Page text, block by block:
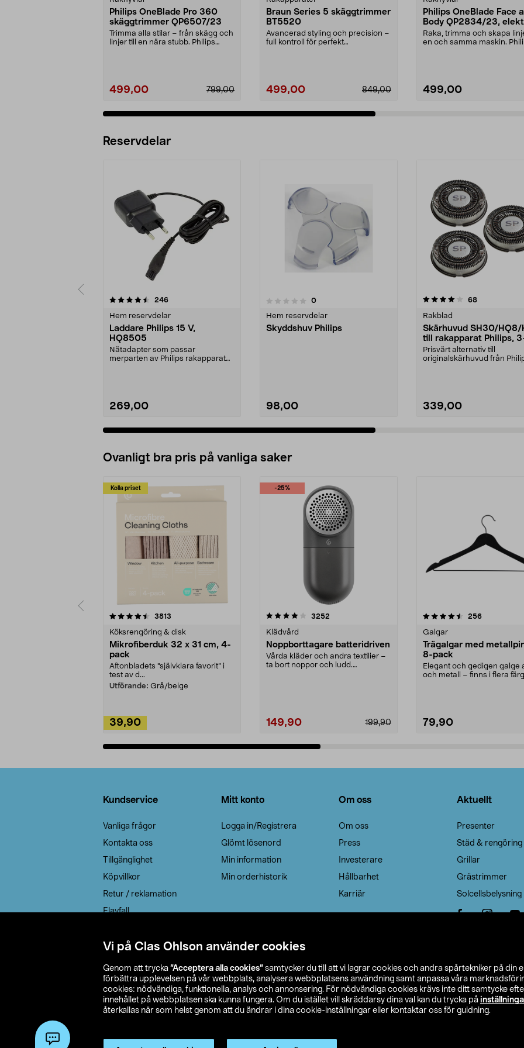
Vi på Clas Ohlson använder cookies
Genom att trycka ”Acceptera alla cookies” samtycker du till att vi lagrar cookies och andra spårtekniker på din
förbättra upplevelsen på vår webbplats, analysera webbplatsens användning samt anpassa våra
cookies: nödvändiga, funktionella, analys och annonsering. För nödvändiga cookies krävs inte ditt samtycke
innehållet på webbplatsen ska kunna fungera. Om du istället vill skräddarsy dina val kan du trycka på
återkallas när som helst genom att du ändrar i dina cookie-inställningar eller kontaktar oss för guidning.
Philips OneBlade Pro 360
skäggtrimmer QP6507/23
Trimma alla stilar – från skägg och
linjer till en nära stubb. Philips
499,00 799,00
Braun Series 5 skäggtrimmer
BT5520
Avancerad styling och precision –
full kontroll för perfekt
499,00 849,00
Philips OneBlade Face
Body QP2834/23,
rakhyvel
Raka, trimma och skapa
en och samma maskin.
499,00
Reservdelar
246recensioner
Hem reservdelar
Laddare Philips 15 V,
HQ8505
Nätadapter som passar
merparten av Philips rakapparater
269,00
0.0 av 5 stjärnor 0recensioner
Hem reservdelar
Skyddshuv Philips
98,00
4.0av 5 stjärnor 68recensioner
Rakblad
Skärhuvud SH30/HQ8/
till rakapparat Philips,
Prisvärt alternativ till
originalskärhuvud från
339,00
0.0 av 5 stjärnor
Ovanligt bra pris på vanliga saker
Kolla priset
3813
Köksrengöring & disk
Mikrofiberduk 32 x 31 cm, 4-
pack
Aftonbladets "självklara favorit” i
test av d...
Utförande: Grå/beige
39,90
-25%
4.0av 5 stjärnor 3252
Klädvård
Noppborttagare batteridriven
Vårda kläder och andra textilier –
ta bort noppor och ludd.
199,90
149,90
4.5av 5 stjärnor 256recensioner
Galgar
Trägalgar med
8-pack
Elegant och gedigen galge
och metall – finns i flera
79,90
4.0av 5 stjärnor
Kundservice
Vanliga frågor
Kontakta oss
Tillgänglighet
Köpvillkor
Retur / reklamation
Elavfall
Leveransalternativ
Mitt konto
Logga in/Registrera
Glömt lösenord
Min information
Min orderhistorik
Om oss
Om oss
Press
Investerare
Hållbarhet
Karriär
Aktuellt
Presenter
Städ & rengöring
Grillar
Grästrimmer
Solcellsbelysning